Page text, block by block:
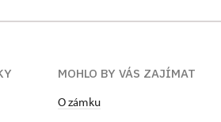
MOHLO BY VÁS ZAJÍMAT
O zámku